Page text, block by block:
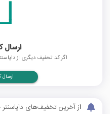
ارسال
اگر کد تخفیف دیگری از
از آخرین تخفیف‌های دایاسنتر